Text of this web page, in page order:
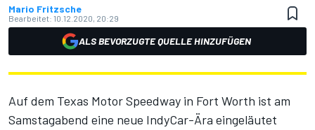
Mario Fritzsche
Bearbeitet: 10.12.2020, 20:29
ALS BEVORZUGTE QUELLE HINZUFÜGEN
Auf dem Texas Motor Speedway in Fort Worth ist am
Samstagabend eine neue IndyCar-Ära eingeläutet